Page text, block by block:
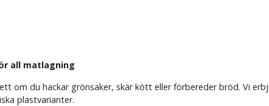
all matlagning
om du hackar grönsaker, skär kött eller förbereder bröd. Vi
plastvarianter.